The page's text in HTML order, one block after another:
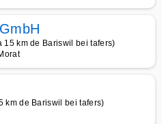
15 km de Bariswil bei tafers)
km de Bariswil bei tafers)